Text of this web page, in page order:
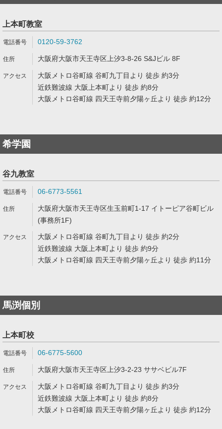
上本町教室
0120-59-3762
大阪府大阪市天王寺区上汐3-8-26 S&Jビル 8F
大阪メトロ谷町線 谷町九丁目より 徒歩 約3分
近鉄難波線 大阪上本町より 徒歩 約8分
大阪メトロ谷町線 四天王寺前夕陽ヶ丘より 徒歩 約12分
希学園
谷九教室
06-6773-5561
大阪府大阪市天王寺区生玉前町1-17 イトーピア谷町ビル
(事務所1F)
大阪メトロ谷町線 谷町九丁目より 徒歩 約2分
近鉄難波線 大阪上本町より 徒歩 約9分
大阪メトロ谷町線 四天王寺前夕陽ヶ丘より 徒歩 約11分
馬渕個別
上本町校
06-6775-5600
大阪府大阪市天王寺区上汐3-2-23 ササベビル7F
大阪メトロ谷町線 谷町九丁目より 徒歩 約3分
近鉄難波線 大阪上本町より 徒歩 約8分
大阪メトロ谷町線 四天王寺前夕陽ヶ丘より 徒歩 約12分